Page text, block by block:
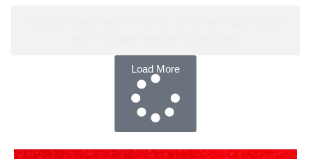
Load More